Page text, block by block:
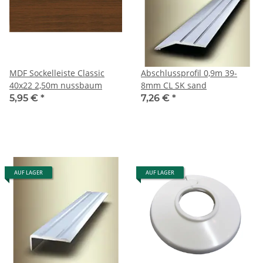
MDF Sockelleiste Classic
40x22 2,50m nussbaum
5,95 € *
Abschlussprofil 0,9m 39-
8mm CL SK sand
7,26 € *
AUF LAGER AUF LAGER